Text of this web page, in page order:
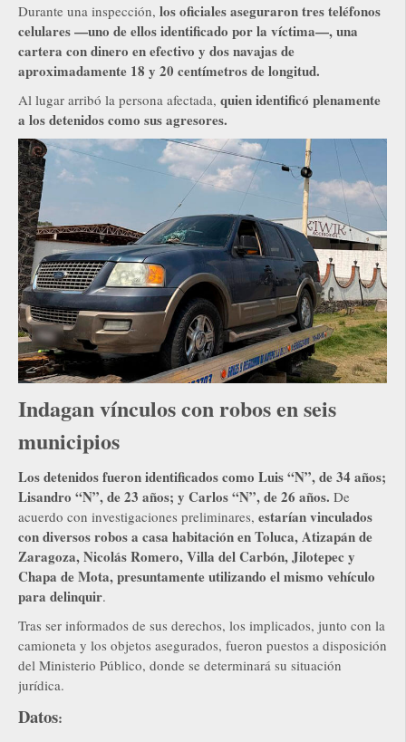
Durante una inspección, los oficiales aseguraron tres teléfonos
celulares —uno de ellos identificado por la víctima—, una
cartera con dinero en efectivo y dos navajas de
aproximadamente 18 y 20 centímetros de longitud.
Al lugar arribó la persona afectada, quien identificó plenamente
a los detenidos como sus agresores.
Indagan vínculos con robos en seis
municipios
Los detenidos fueron identificados como Luis “N”, de 34 años;
Lisandro “N”, de 23 años; y Carlos “N”, de 26 años. De
acuerdo con investigaciones preliminares, estarían vinculados
con diversos robos a casa habitación en Toluca, Atizapán de
Zaragoza, Nicolás Romero, Villa del Carbón, Jilotepec y
Chapa de Mota, presuntamente utilizando el mismo vehículo
para delinquir.
Tras ser informados de sus derechos, los implicados, junto con la
camioneta y los objetos asegurados, fueron puestos a disposición
del Ministerio Público, donde se determinará su situación
jurídica.
Datos: